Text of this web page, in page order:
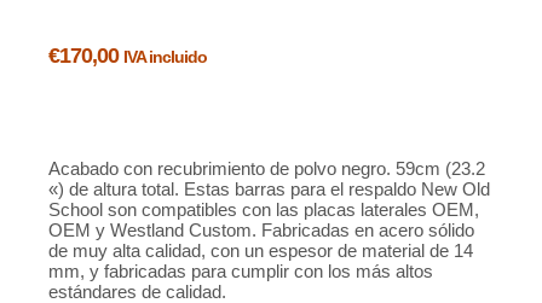
€170,00 IVA incluido
Acabado con recubrimiento de polvo negro. 59cm (23.2
«) de altura total. Estas barras para el respaldo New Old
School son compatibles con las placas laterales OEM,
OEM y Westland Custom. Fabricadas en acero sólido
de muy alta calidad, con un espesor de material de 14
mm, y fabricadas para cumplir con los más altos
estándares de calidad.